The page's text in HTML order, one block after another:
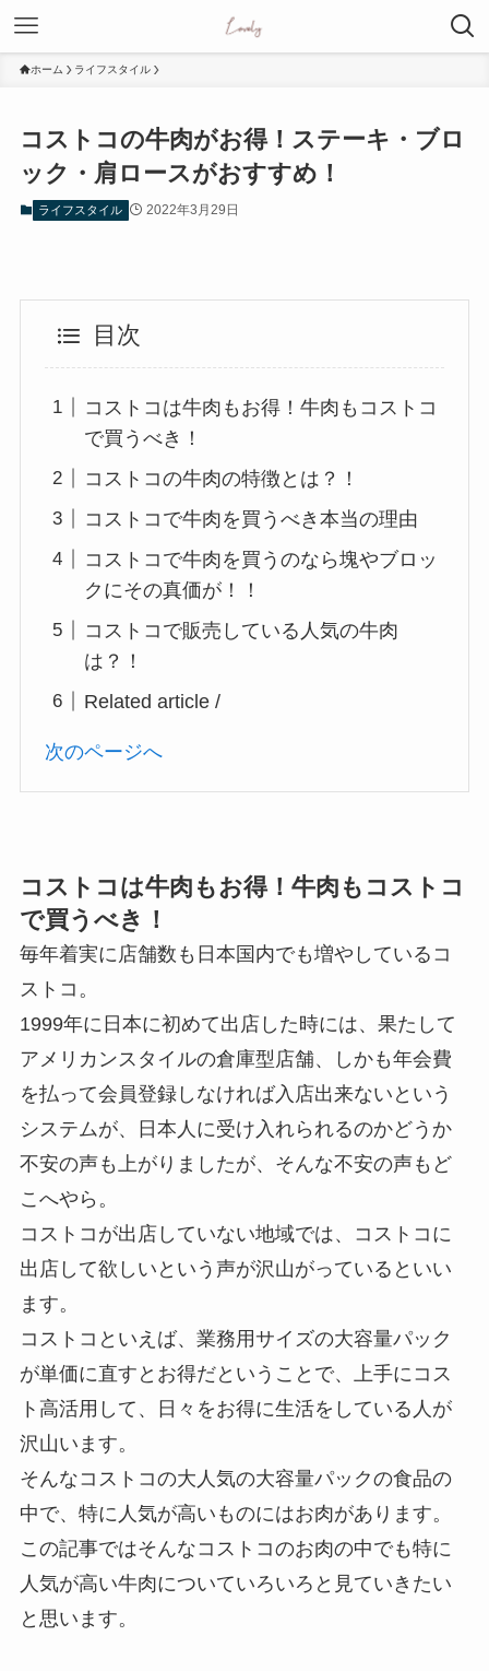
ホーム ライフスタイル
コストコの牛肉がお得！ステーキ・ブロ
ック・肩ロースがおすすめ！
ライフスタイル 2022年3月29日
目次
コストコは牛肉もお得！牛肉もコストコ
で買うべき！
コストコの牛肉の特徴とは？！
コストコで牛肉を買うべき本当の理由
コストコで牛肉を買うのなら塊やブロッ
クにその真価が！！
コストコで販売している人気の牛肉
は？！
Related article /
次のページへ
コストコは牛肉もお得！牛肉もコストコ
で買うべき！
毎年着実に店舗数も日本国内でも増やしているコ
ストコ。
1999年に日本に初めて出店した時には、果たして
アメリカンスタイルの倉庫型店舗、しかも年会費
を払って会員登録しなければ入店出来ないという
システムが、日本人に受け入れられるのかどうか
不安の声も上がりましたが、そんな不安の声もど
こへやら。
コストコが出店していない地域では、コストコに
出店して欲しいという声が沢山がっているといい
ます。
コストコといえば、業務用サイズの大容量パック
が単価に直すとお得だということで、上手にコス
ト高活用して、日々をお得に生活をしている人が
沢山います。
そんなコストコの大人気の大容量パックの食品の
中で、特に人気が高いものにはお肉があります。
この記事ではそんなコストコのお肉の中でも特に
人気が高い牛肉についていろいろと見ていきたい
と思います。